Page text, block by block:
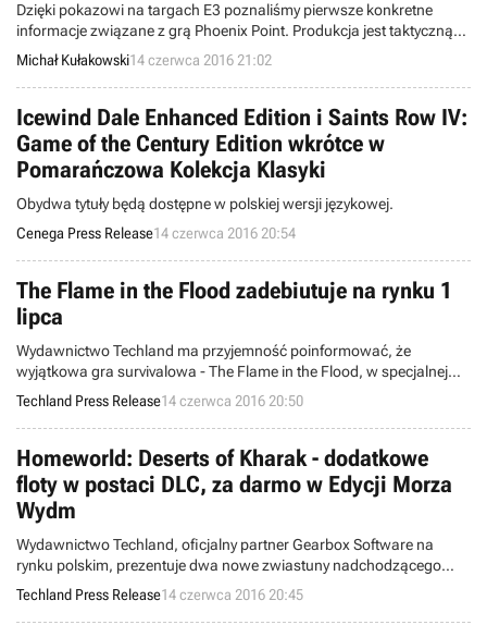
Dzięki pokazowi na targach E3 poznaliśmy pierwsze konkretne
informacje związane z grą Phoenix Point. Produkcja jest taktyczną
strategią twórcy oryginalnej serii X-COM, która rozwija jej pomysły i
przenosi graczy do świata opanowanego przez ofiary starożytnego
kosmicznego wirusa.
Michał Kułakowski14 czerwca 2016 21:02
Icewind Dale Enhanced Edition i Saints Row IV:
Game of the Century Edition wkrótce w
Pomarańczowa Kolekcja Klasyki
Obydwa tytuły będą dostępne w polskiej wersji językowej.
Cenega Press Release14 czerwca 2016 20:54
The Flame in the Flood zadebiutuje na rynku 1
lipca
Wydawnictwo Techland ma przyjemność poinformować, że
wyjątkowa gra survivalowa - The Flame in the Flood, w specjalnej
edycji „Ostatnia Ocalała”, zadebiutuje na polskim rynku 1 lipca.
Pudełko z grą i licznymi dodatkami będzie dostępne w cenie 59,90 zł.
Techland Press Release14 czerwca 2016 20:50
Homeworld: Deserts of Kharak - dodatkowe
floty w postaci DLC, za darmo w Edycji Morza
Wydm
Wydawnictwo Techland, oficjalny partner Gearbox Software na
rynku polskim, prezentuje dwa nowe zwiastuny nadchodzącego
Homeworld: Deserts of Kharak. W grze, wydanej w Polsce w
specjalnej i dostępnej jedynie w naszym kraju Edycji Morza Wydm,
znajdą się dodatkowe floty dostępne w cyfrowej wersji jako
Techland Press Release14 czerwca 2016 20:45